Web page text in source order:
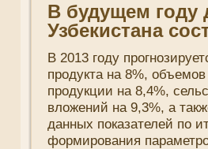
В будущем году
Узбекистана
В 2013 году
продукта на 8%,
продукции на 8,4%,
вложени­й на 9,3%, а
данных показателей по
формировани­я